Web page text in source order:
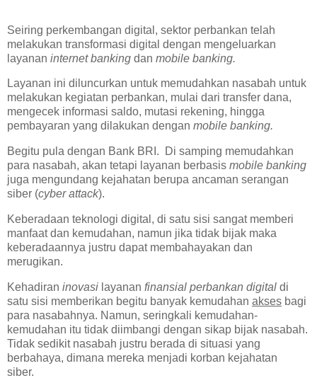
Seiring perkembangan digital, sektor perbankan telah
melakukan transformasi digital dengan mengeluarkan
layanan internet banking dan mobile banking.
Layanan ini diluncurkan untuk memudahkan nasabah untuk
melakukan kegiatan perbankan, mulai dari transfer dana,
mengecek informasi saldo, mutasi rekening, hingga
pembayaran yang dilakukan dengan mobile banking.
Begitu pula dengan Bank BRI. Di samping memudahkan
para nasabah, akan tetapi layanan berbasis mobile banking
juga mengundang kejahatan berupa ancaman serangan
siber (cyber attack).
Keberadaan teknologi digital, di satu sisi sangat memberi
manfaat dan kemudahan, namun jika tidak bijak maka
keberadaannya justru dapat membahayakan dan
merugikan.
Kehadiran inovasi layanan finansial perbankan digital di
satu sisi memberikan begitu banyak kemudahan akses bagi
para nasabahnya. Namun, seringkali kemudahan-
kemudahan itu tidak diimbangi dengan sikap bijak nasabah.
Tidak sedikit nasabah justru berada di situasi yang
berbahaya, dimana mereka menjadi korban kejahatan
siber.